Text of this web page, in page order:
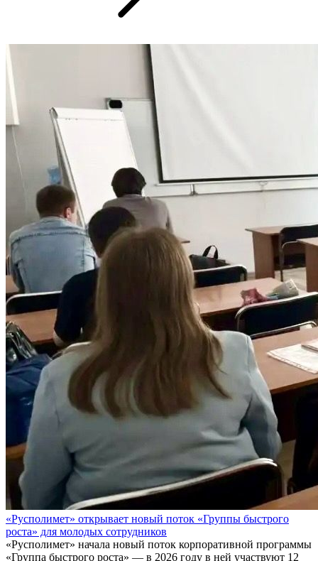
«Русполимет» открывает новый поток «Группы быстрого
роста» для молодых сотрудников
«Русполимет» начала новый поток корпоративной программы
«Группа быстрого роста» — в 2026 году в ней участвуют 12